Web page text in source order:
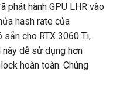
phát hành GPU LHR vào
hash rate của
sẵn cho RTX 3060 Ti,
này dễ sử dụng hơn
hoàn toàn. Chúng